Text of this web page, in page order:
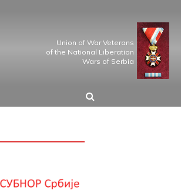
Union of War Veterans
of the National Liberation
Wars of Serbia